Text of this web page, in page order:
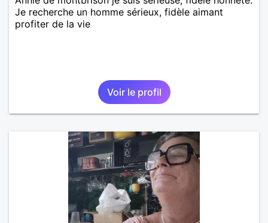
Je recherche un homme sérieux, fidèle aimant
profiter de la vie
Voir le profil